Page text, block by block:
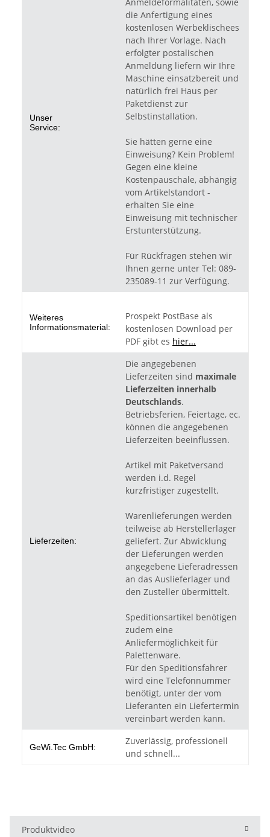
Unser
Service:
die Anfertigung eines
kostenlosen Werbeklischees
nach Ihrer Vorlage. Nach
erfolgter postalischen
Anmeldung liefern wir Ihre
Maschine einsatzbereit und
natürlich frei Haus per
Paketdienst zur
Selbstinstallation.
Sie hätten gerne eine
Einweisung? Kein Problem!
Gegen eine kleine
Kostenpauschale, abhängig
vom Artikelstandort -
erhalten Sie eine
Einweisung mit technischer
Erstunterstützung.
Für Rückfragen stehen wir
Ihnen gerne unter Tel: 089-
235089-11 zur Verfügung.
Weiteres
Informationsmaterial:
Prospekt PostBase als
kostenlosen Download per
PDF gibt es hier...
Lieferzeiten:
Die angegebenen
Lieferzeiten sind maximale
Lieferzeiten innerhalb
Deutschlands.
Betriebsferien, Feiertage, ec.
können die angegebenen
Lieferzeiten beeinflussen.
Artikel mit Paketversand
werden i.d. Regel
kurzfristiger zugestellt.
Warenlieferungen werden
teilweise ab Herstellerlager
geliefert. Zur Abwicklung
der Lieferungen werden
angegebene Lieferadressen
an das Auslieferlager und
den Zusteller übermittelt.
Speditionsartikel benötigen
zudem eine
Anliefermöglichkeit für
Palettenware.
Für den Speditionsfahrer
wird eine Telefonnummer
benötigt, unter der vom
Lieferanten ein Liefertermin
vereinbart werden kann.
GeWi.Tec GmbH:
Zuverlässig, professionell
und schnell...
Produktvideo